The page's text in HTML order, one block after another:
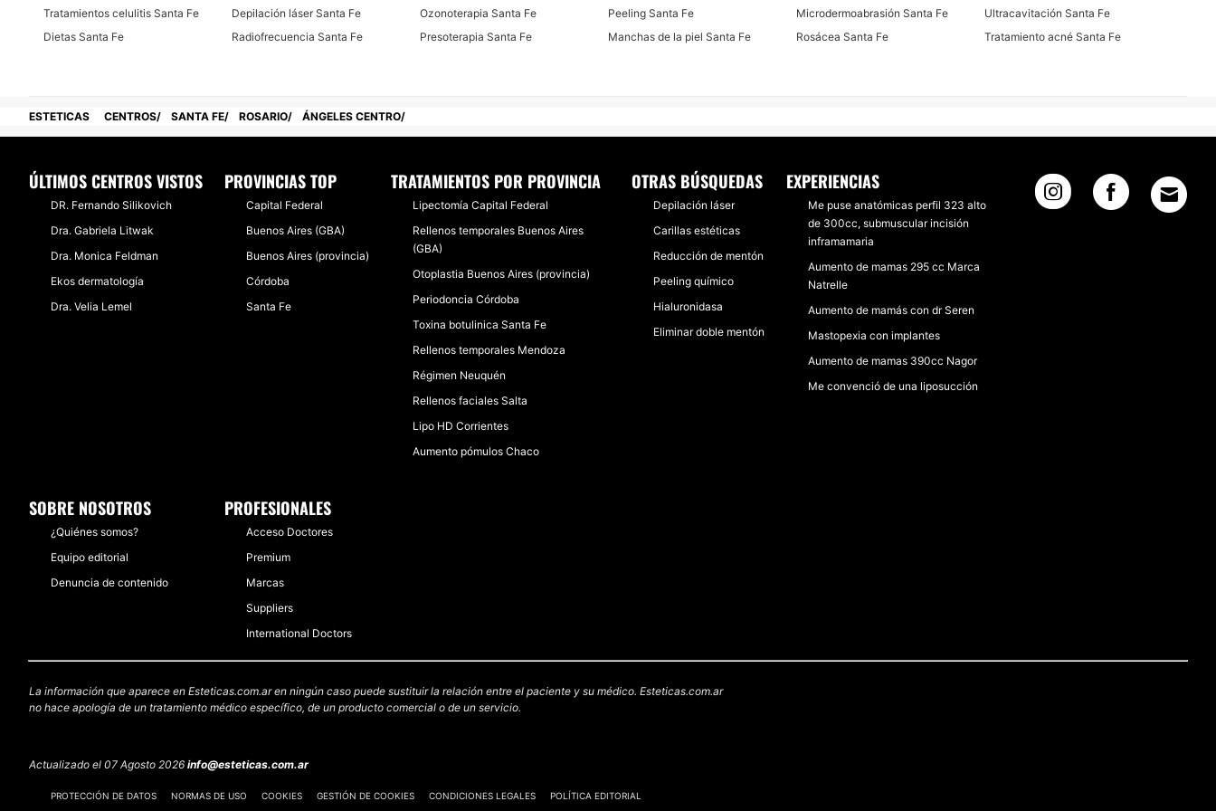
Tratamientos celulitis Santa Fe
Depilación láser Santa Fe Ozonoterapia Santa Fe Peeling Santa Fe Microdermoabrasión Santa Fe
Ultracavitación Santa Fe
Dietas Santa Fe
Radiofrecuencia Santa Fe Presoterapia Santa Fe Manchas de la piel Santa Fe Rosácea Santa Fe Tratamiento acné Santa Fe
ESTETICAS CENTROS SANTA FE ROSARIO ÁNGELES CENTRO
ÚLTIMOS CENTROS VISTOS
DR. Fernando Silikovich
Dra. Gabriela Litwak
Dra. Monica Feldman
Ekos dermatología
Dra. Velia Lemel
PROVINCIAS TOP
Capital Federal
Buenos Aires (GBA)
Buenos Aires (provincia)
Córdoba
Santa Fe
TRATAMIENTOS POR PROVINCIA
Lipectomía Capital Federal
Rellenos temporales Buenos Aires
(GBA)
Otoplastia Buenos Aires (provincia)
Periodoncia Córdoba
Toxina botulinica Santa Fe
Rellenos temporales Mendoza
Régimen Neuquén
Rellenos faciales Salta
Lipo HD Corrientes
Aumento pómulos Chaco
OTRAS BÚSQUEDAS
Depilación láser
Carillas estéticas
Reducción de mentón
Peeling químico
Hialuronidasa
Eliminar doble mentón
EXPERIENCIAS
Me puse anatómicas perfil 323 alto
de 300cc, submuscular incisión
inframamaria
Aumento de mamas 295 cc Marca
Natrelle
Aumento de mamás con dr Seren
Mastopexia con implantes
Aumento de mamas 390cc Nagor
Me convenció de una liposucción
SOBRE NOSOTROS
¿Quiénes somos?
Equipo editorial
Denuncia de contenido
PROFESIONALES
Acceso Doctores
Premium
Marcas
Suppliers
International Doctors
La información que aparece en Esteticas.com.ar en ningún caso puede sustituir la relación entre el paciente y su médico. Esteticas.com.ar
no hace apología de un tratamiento médico específico, de un producto comercial o de un servicio.
Actualizado el 07 Agosto 2026 info@esteticas.com.ar
PROTECCIÓN DE DATOS NORMAS DE USO COOKIES GESTIÓN DE COOKIES CONDICIONES LEGALES POLÍTICA EDITORIAL